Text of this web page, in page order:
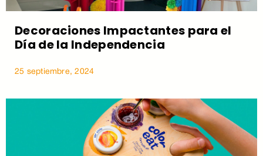
Decoraciones Impactantes para el
Día de la Independencia
25 septiembre, 2024